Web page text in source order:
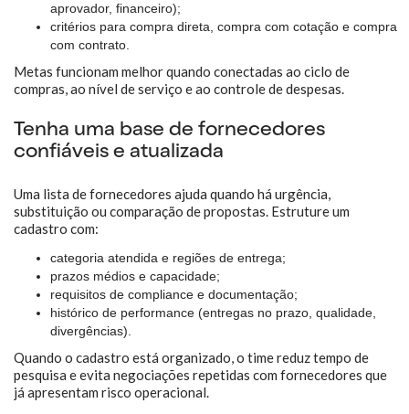
aprovador, financeiro);
critérios para compra direta, compra com cotação e compra
com contrato.
Metas funcionam melhor quando conectadas ao ciclo de
compras, ao nível de serviço e ao controle de despesas.
Tenha uma base de fornecedores
confiáveis e atualizada
Uma lista de fornecedores ajuda quando há urgência,
substituição ou comparação de propostas. Estruture um
cadastro com:
categoria atendida e regiões de entrega;
prazos médios e capacidade;
requisitos de compliance e documentação;
histórico de performance (entregas no prazo, qualidade,
divergências).
Quando o cadastro está organizado, o time reduz tempo de
pesquisa e evita negociações repetidas com fornecedores que
já apresentam risco operacional.